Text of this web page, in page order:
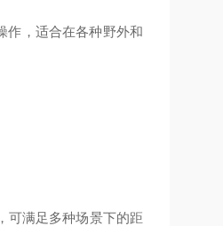
作，适合在各种野外和
可满足多种场景下的距